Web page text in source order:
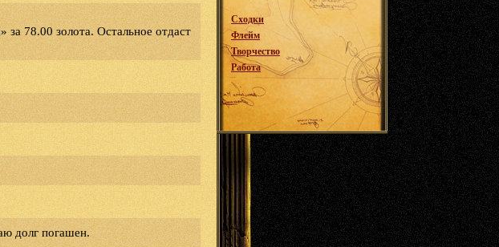
78.00 золота. Остальное отдаст
долг погашен.
Сходки
Флейм
Творчество
Работа